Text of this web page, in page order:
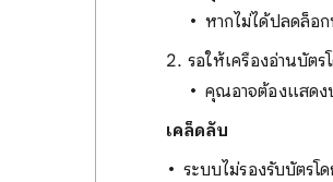
หากไม่ได้ปลดล็อ
รอให้เครื่องอ่านบัตร
คุณอาจต้องแสดง
เคล็ดลับ
ระบบไม่รองรับบัตร